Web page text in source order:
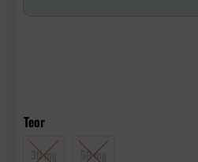
Teor
30 mg 50 mg